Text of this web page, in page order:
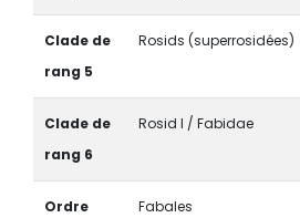
Clade de
rang 5
Rosids (superrosidées)
Clade de
rang 6
Rosid I / Fabidae
Ordre Fabales